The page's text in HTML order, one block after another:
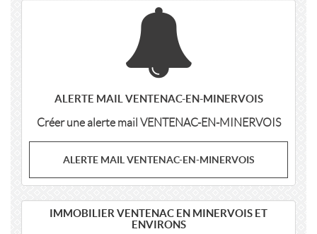
ALERTE MAIL VENTENAC-EN-MINERVOIS
Créer une alerte mail VENTENAC-EN-MINERVOIS
ALERTE MAIL VENTENAC-EN-MINERVOIS
IMMOBILIER VENTENAC EN MINERVOIS ET
ENVIRONS